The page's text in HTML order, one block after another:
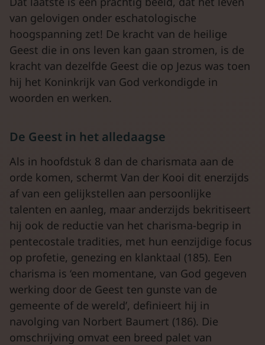
van gelovigen onder eschatologische
hoogspanning zet! De kracht van de heilige
Geest die in ons leven kan gaan stromen, is de
kracht van dezelfde Geest die op Jezus was toen
hij het Koninkrijk van God verkondigde in
woorden en werken.
De Geest in het alledaagse
Als in hoofdstuk 8 dan de charismata aan de
orde komen, schermt Van der Kooi dit enerzijds
af van een gelijkstellen aan persoonlijke
talenten en aanleg, maar anderzijds bekritiseert
hij ook de reductie van het charisma-begrip in
pentecostale tradities, met hun eenzijdige focus
op profetie, genezing en klanktaal (185). Een
charisma is ‘een momentane, van God gegeven
werking door de Geest ten gunste van de
gemeente of de wereld’, definieert hij in
navolging van Norbert Baumert (186). Die
omschrijving omvat een breed palet van